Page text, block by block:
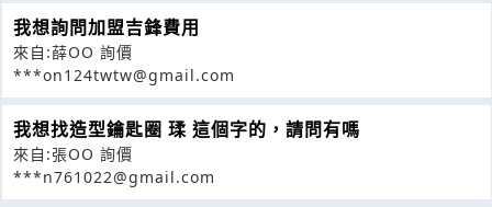
我想詢問加盟吉鋒費用
來自:薛OO 詢價
***on124twtw@gmail.com
我想找造型鑰匙圈 瑈 這個字的，請問有嗎
來自:張OO 詢價
***n761022@gmail.com